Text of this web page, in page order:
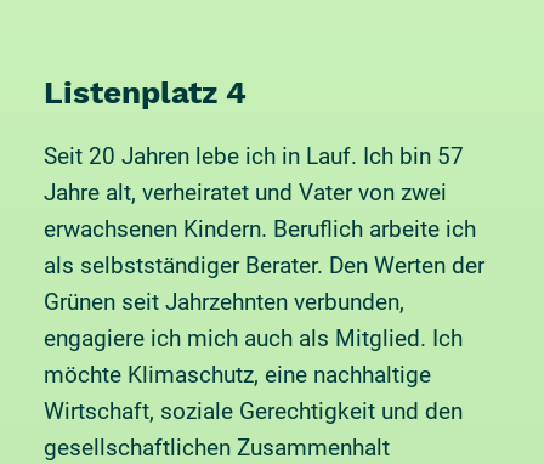
Listenplatz 4
Seit 20 Jahren lebe ich in Lauf. Ich bin 57
Jahre alt, verheiratet und Vater von zwei
erwachsenen Kindern. Beruflich arbeite ich
als selbstständiger Berater. Den Werten der
Grünen seit Jahrzehnten verbunden,
engagiere ich mich auch als Mitglied. Ich
möchte Klimaschutz, eine nachhaltige
Wirtschaft, soziale Gerechtigkeit und den
gesellschaftlichen Zusammenhalt